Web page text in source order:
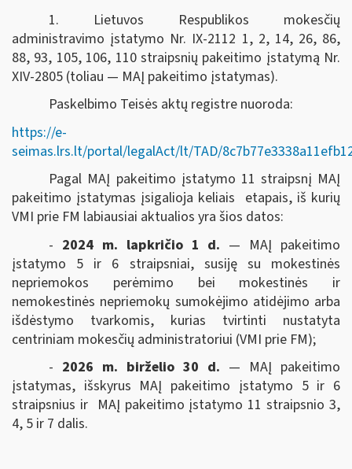
1. Lietuvos Respublikos mokesčių
administravimo įstatymo Nr. IX-2112 1, 2, 14, 26, 86,
88, 93, 105, 106, 110 straipsnių pakeitimo įstatymą Nr.
XIV-2805 (toliau — MAĮ pakeitimo įstatymas).
Paskelbimo Teisės aktų registre nuoroda:
https://e-
seimas.lrs.lt/portal/legalAct/lt/TAD/
Pagal MAĮ pakeitimo įstatymo 11 straipsnį MAĮ
pakeitimo įstatymas įsigalioja keliais etapais, iš kurių
VMI prie FM labiausiai aktualios yra šios datos:
- 2024 m. lapkričio 1 d. — MAĮ pakeitimo
įstatymo 5 ir 6 straipsniai, susiję su mokestinės
nepriemokos perėmimo bei mokestinės ir
nemokestinės nepriemokų sumokėjimo atidėjimo arba
išdėstymo tvarkomis, kurias tvirtinti nustatyta
centriniam mokesčių administratoriui (VMI prie FM);
- 2026 m. birželio 30 d. — MAĮ pakeitimo
įstatymas, išskyrus MAĮ pakeitimo įstatymo 5 ir 6
straipsnius ir MAĮ pakeitimo įstatymo 11 straipsnio 3,
4, 5 ir 7 dalis.